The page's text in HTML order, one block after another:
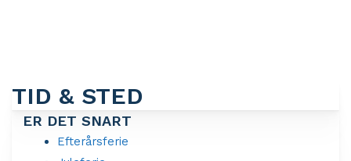
TID & STED
ER DET SNART
Efterårsferie